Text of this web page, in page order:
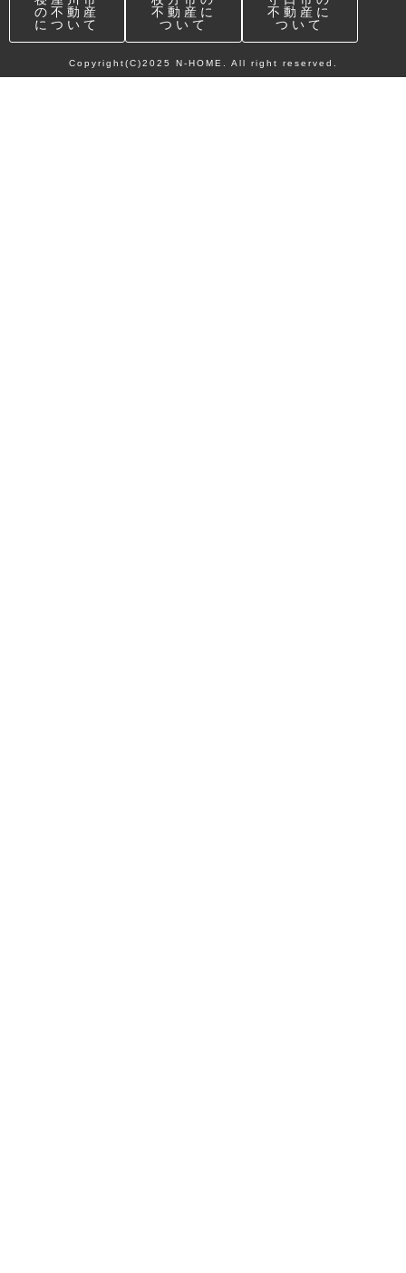
の不動産
について
不動産に
ついて
不動産に
ついて
Copyright(C)2025 N-HOME. All right reserved.